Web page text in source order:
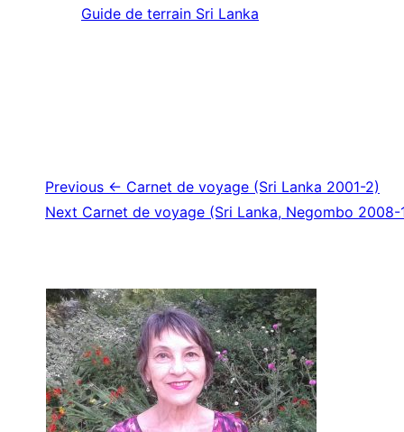
Guide de terrain Sri Lanka
Navigation
de
Previous ← Carnet de voyage (Sri Lanka 2001-2)
Next Carnet de voyage (Sri Lanka, Negombo